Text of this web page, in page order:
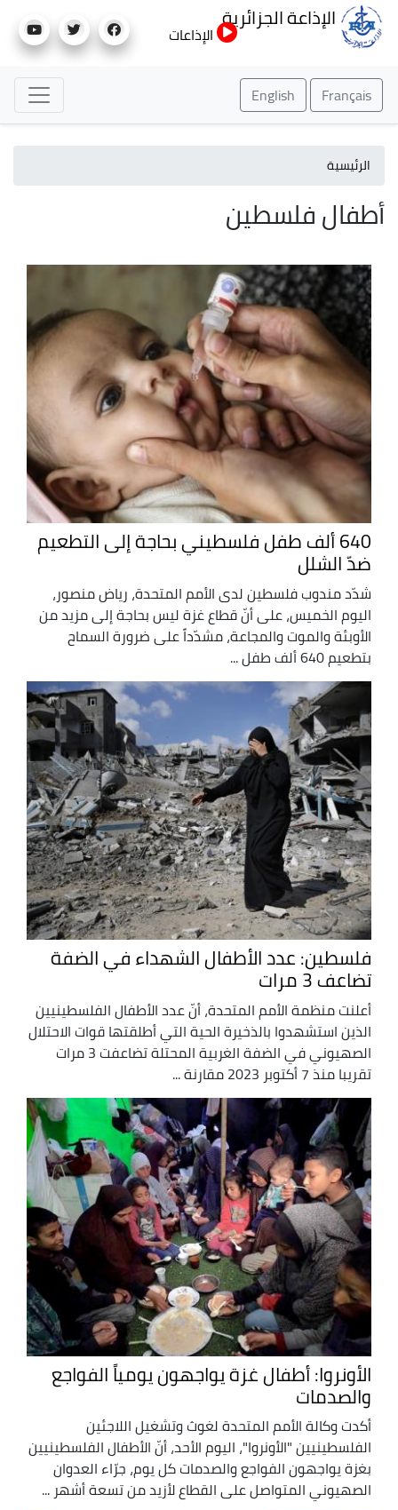
إلى
الإذاعة الجزائرية
الإذاعات
Français
English
الرئيسية
أطفال فلسطين
640 ألف طفل فلسطيني بحاجة إلى التطعيم
ضدّ الشلل
شدّد مندوب فلسطين لدى الأمم المتحدة، رياض منصور،
اليوم الخميس، على أنّ قطاع غزة ليس بحاجة إلى مزيد من
الأوبئة والموت والمجاعة، مشدّداً على ضرورة السماح
بتطعيم 640 ألف طفل ...
فلسطين: عدد الأطفال الشهداء في الضفة
تضاعف 3 مرات
أعلنت منظمة الأمم المتحدة، أنّ عدد الأطفال الفلسطينيين
الذين استشهدوا بالذخيرة الحية التي أطلقتها قوات الاحتلال
الصهيوني في الضفة الغربية المحتلة تضاعفت 3 مرات
تقريبا منذ 7 أكتوبر 2023 مقارنة ...
الأونروا: أطفال غزة يواجهون يومياً الفواجع
والصدمات
أكدت وكالة الأمم المتحدة لغوث وتشغيل اللاجئين
الفلسطينيين "الأونروا"، اليوم الأحد، أنّ الأطفال الفلسطينيين
بغزة يواجهون الفواجع والصدمات كل يوم، جرّاء العدوان
الصهيوني المتواصل على القطاع لأزيد من تسعة أشهر ...